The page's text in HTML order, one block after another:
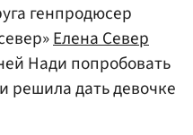
генпродюсер
Елена Север
Нади попробовать
решила дать девочке